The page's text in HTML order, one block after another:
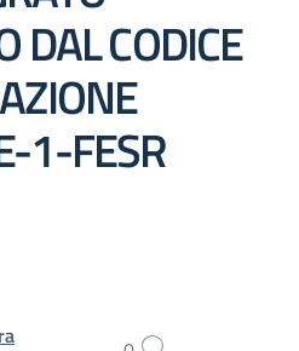
DAL CODICE
1-FESR